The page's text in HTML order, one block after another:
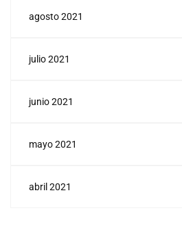
agosto 2021
julio 2021
junio 2021
mayo 2021
abril 2021